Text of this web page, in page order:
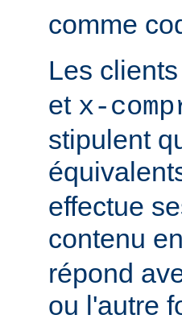
comme
Les
et x-
stipulent
effectue
contenu
répond
ou l'autre